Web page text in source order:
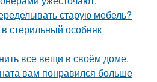
старую мебель?
стерильный особняк
все вещи в своём доме.
вам понравился больше